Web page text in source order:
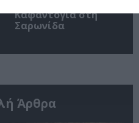
Καφαντόγια στη
Σαρωνίδα
Άρθρα